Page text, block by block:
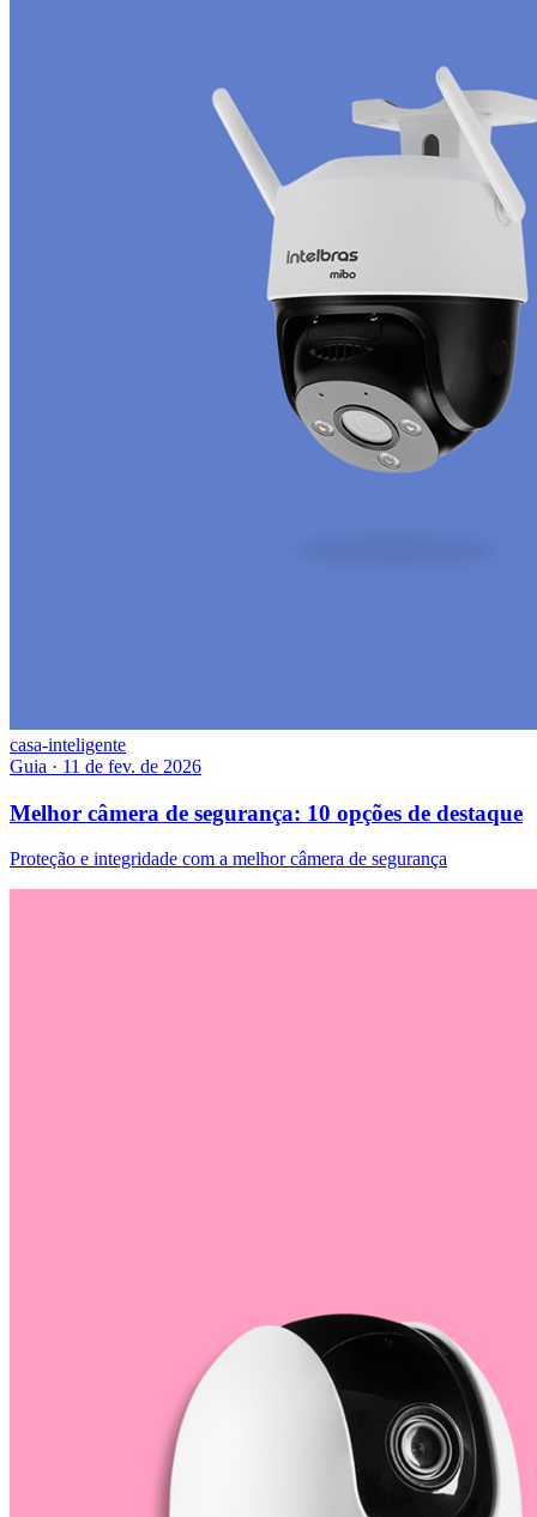
casa-inteligente
Guia · 11 de fev. de 2026
Melhor câmera de segurança: 10 opções de destaque
Proteção e integridade com a melhor câmera de segurança